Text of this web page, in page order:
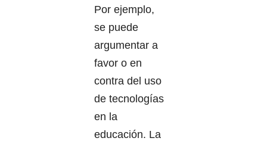
Por ejemplo,
se puede
argumentar a
favor o en
contra del uso
de tecnologías
en la
educación. La